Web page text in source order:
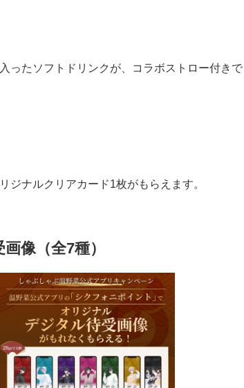
ったソフトドリンクが、コラボストロー付きで
ナルクリアカード1枚がもらえます。
像（全7種）